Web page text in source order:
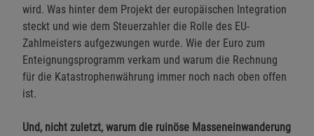
wird. Was hinter dem Projekt der europäischen Integration
steckt und wie dem Steuerzahler die Rolle des EU-
Zahlmeisters aufgezwungen wurde. Wie der Euro zum
Enteignungsprogramm verkam und warum die Rechnung
für die Katastrophenwährung immer noch nach oben offen
ist.
Und, nicht zuletzt, warum die ruinöse Masseneinwanderung